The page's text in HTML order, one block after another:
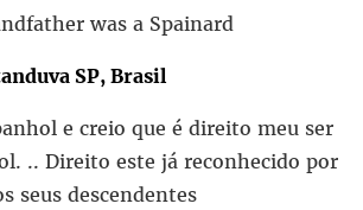
was a Spainard
SP, Brasil
e creio que é direito meu ser
.. Direito este já reconhecido por
seus descendentes